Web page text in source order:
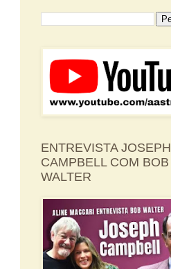
ENTREVISTA JOSEPH
CAMPBELL COM BOB
WALTER